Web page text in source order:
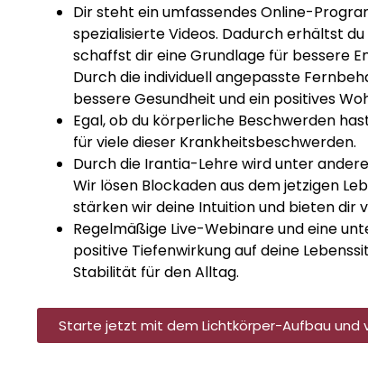
Dir steht ein umfassendes Online-
spezialisierte Videos. Dadurch erhältst
schaffst dir eine Grundlage für bessere
Durch die individuell angepasste
bessere Gesundheit und ein positives
Egal, ob du körperliche Beschwerden
für viele dieser Krankheitsbeschwerden.
Durch die Irantia-Lehre wird unter
Wir lösen Blockaden aus dem jetzigen
stärken wir deine Intuition und bieten dir
Regelmäßige Live-Webinare und eine
positive Tiefenwirkung auf deine
Stabilität für den Alltag.
Starte jetzt mit dem Lichtkörper-Aufbau und